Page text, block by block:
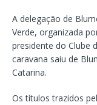
A delegação de
Verde, organizada
presidente do Clube
caravana saiu de
Catarina.
Os títulos trazidos